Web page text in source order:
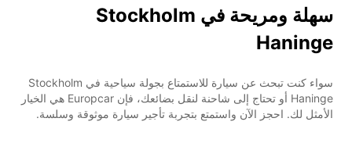
سهلة ومريحة في Stockholm
Haninge
سواء كنت تبحث عن سيارة للاستمتاع بجولة سياحية في Stockholm
Haninge أو تحتاج إلى شاحنة لنقل بضائعك، فإن Europcar هي الخيار
الأمثل لك. احجز الآن واستمتع بتجربة تأجير سيارة موثوقة وسلسة.